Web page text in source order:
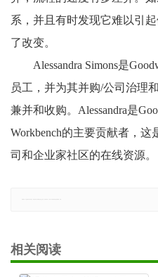
系，并且有时发现它难以引
了改变。
Alessandra Simons是
员工，并为其并购/公司治理
兼并和收购。Alessandra是
Workbench的主要贡献者，
司和企业家社区的在线资源。
相关阅读